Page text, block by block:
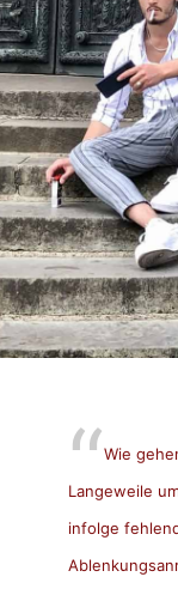
Wie
Langeweile
infolge